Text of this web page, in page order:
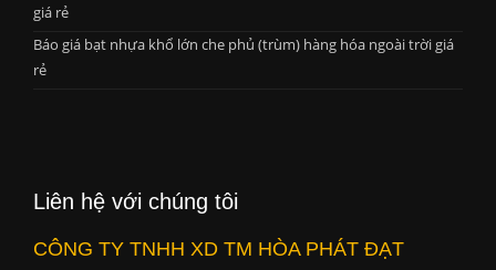
giá rẻ
Báo giá bạt nhựa khổ lớn che phủ (trùm) hàng hóa ngoài trời giá
rẻ
Liên hệ với chúng tôi
CÔNG TY TNHH XD TM HÒA PHÁT ĐẠT